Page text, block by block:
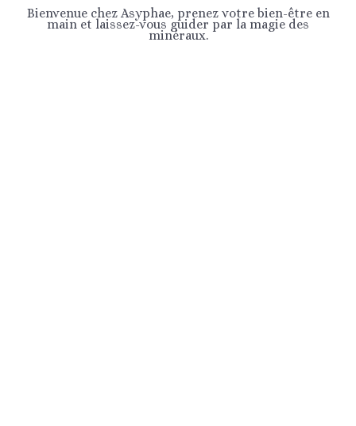
Bienvenue chez Asyphae, prenez votre bien-être en
main et laissez-vous guider par la magie des
minéraux.